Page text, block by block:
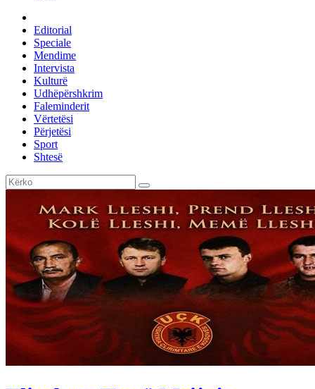
Editorial
Speciale
Mendime
Intervista
Kulturë
Udhëpërshkrim
Faleminderit
Vërtetësi
Përjetësi
Sport
Shtesë